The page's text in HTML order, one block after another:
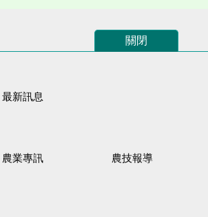
關閉
最新訊息
農業專訊 農技報導